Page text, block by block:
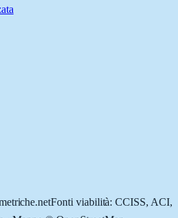
Fonti viabilità: CCISS, ACI,